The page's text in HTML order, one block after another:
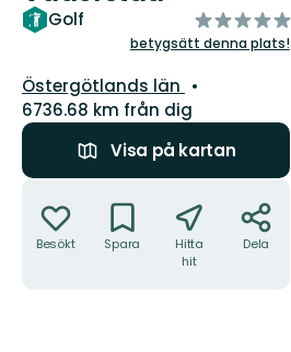
Golf
av
5
betygsätt denna plats!
Län:
Östergötlands län
6736.68 km från dig
Visa på kartan
Besökt Spara
Hitta
hit
Dela